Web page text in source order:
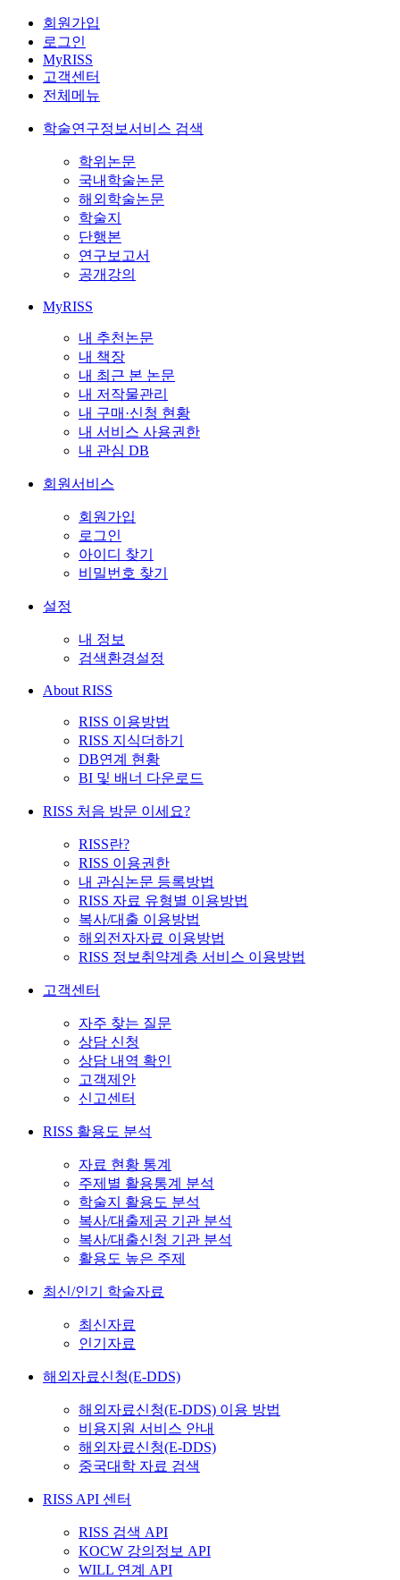
회원가입
로그인
MyRISS
고객센터
전체메뉴
학술연구정보서비스 검색
학위논문
국내학술논문
해외학술논문
학술지
단행본
연구보고서
공개강의
MyRISS
내 추천논문
내 책장
내 최근 본 논문
내 저작물관리
내 구매·신청 현황
내 서비스 사용권한
내 관심 DB
회원서비스
회원가입
로그인
아이디 찾기
비밀번호 찾기
설정
내 정보
검색환경설정
About RISS
RISS 이용방법
RISS 지식더하기
DB연계 현황
BI 및 배너 다운로드
RISS 처음 방문 이세요?
RISS란?
RISS 이용권한
내 관심논문 등록방법
RISS 자료 유형별 이용방법
복사/대출 이용방법
해외전자자료 이용방법
RISS 정보취약계층 서비스 이용방법
고객센터
자주 찾는 질문
상담 신청
상담 내역 확인
고객제안
신고센터
RISS 활용도 분석
자료 현황 통계
주제별 활용통계 분석
학술지 활용도 분석
복사/대출제공 기관 분석
복사/대출신청 기관 분석
활용도 높은 주제
최신/인기 학술자료
최신자료
인기자료
해외자료신청(E-DDS)
해외자료신청(E-DDS) 이용 방법
비용지원 서비스 안내
해외자료신청(E-DDS)
중국대학 자료 검색
RISS API 센터
RISS 검색 API
KOCW 강의정보 API
WILL 연계 API